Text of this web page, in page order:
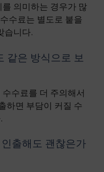
의미하는 경우가 많
수료는 별도로 붙을
습니다.
같은 방식으로 보
수료를 더 주의해서
하면 부담이 커질 수
출해도 괜찮은가